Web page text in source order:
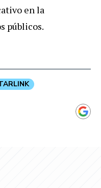
en la
públicos.